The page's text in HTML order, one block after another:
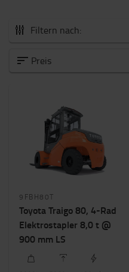
Filtern nach:
Alle Elektro-Gabelstapler
2000 bis 5000 kg
6000 bis 8000 kg
Einsatzbereiche
Produktion(4)
Außeneinsatz (4)
Nenntragfähigkeit von - bis
Preis
9FBH80T
Toyota Traigo 80, 4-Rad
Elektrostapler 8,0 t @
900 mm LS